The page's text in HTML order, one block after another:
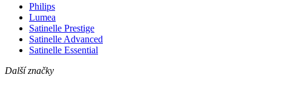
Philips
Lumea
Satinelle Prestige
Satinelle Advanced
Satinelle Essential
Další značky